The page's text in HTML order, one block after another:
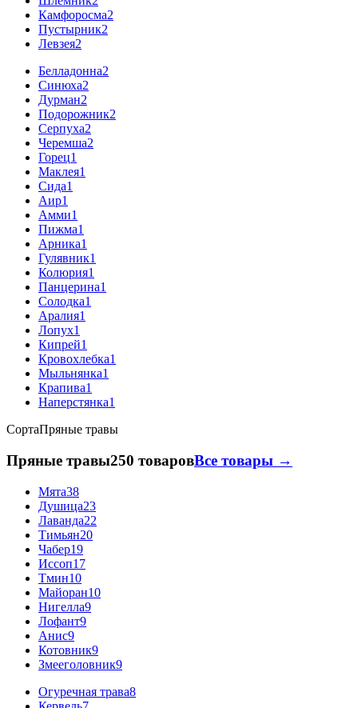
Камфоросма2
Пустырник2
Левзея2
Белладонна2
Синюха2
Дурман2
Подорожник2
Серпуха2
Черемша2
Горец1
Маклея1
Сида1
Аир1
Амми1
Пижма1
Арника1
Гулявник1
Колюрия1
Панцерина1
Солодка1
Аралия1
Лопух1
Кипрей1
Кровохлебка1
Мыльнянка1
Крапива1
Наперстянка1
СортаПряные травы
Пряные травы250 товаровВсе товары →
Мята38
Душица23
Лаванда22
Тимьян20
Чабер19
Иссоп17
Тмин10
Майоран10
Нигелла9
Лофант9
Анис9
Котовник9
Змееголовник9
Огуречная трава8